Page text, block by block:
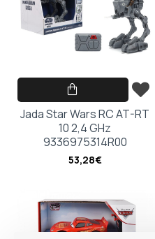
Jada Star Wars RC AT-RT
10 2,4 GHz
9336975314R00
53,28€